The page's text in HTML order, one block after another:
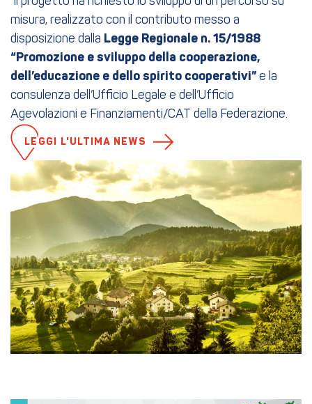
misura, realizzato con il contributo messo a
disposizione dalla Legge Regionale n. 15/1988
“Promozione e sviluppo della cooperazione,
dell’educazione e dello spirito cooperativi” e la
consulenza dell’Ufficio Legale e dell’Ufficio
Agevolazioni e Finanziamenti/CAT della Federazione.
LEGGI L'ULTIMA NEWS